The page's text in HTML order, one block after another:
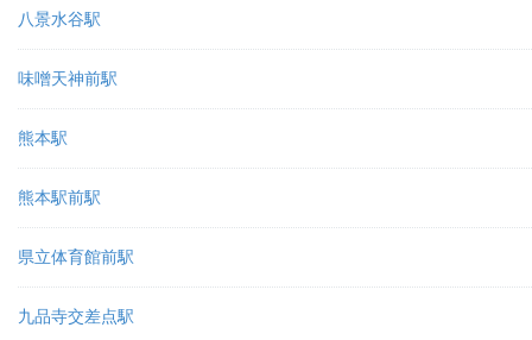
八景水谷駅
味噌天神前駅
熊本駅
熊本駅前駅
県立体育館前駅
九品寺交差点駅